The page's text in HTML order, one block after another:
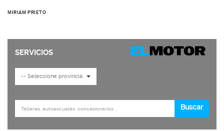
MIRIAM PRIETO